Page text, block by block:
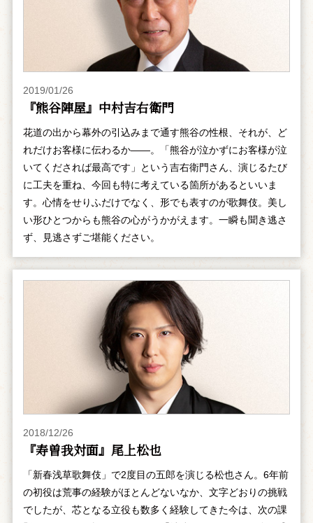
2019/01/26
『熊谷陣屋』中村吉右衛門
花道の出から幕外の引込みまで通す熊谷の性根、それが、ど
れだけお客様に伝わるか――。「熊谷が泣かずにお客様が泣
いてくだされば最高です」という吉右衛門さん、演じるたび
に工夫を重ね、今回も特に考えている箇所があるといいま
す。心情をせりふだけでなく、形でも表すのが歌舞伎。美し
い形ひとつからも熊谷の心がうかがえます。一瞬も聞き逃さ
ず、見逃さずご堪能ください。
2018/12/26
『寿曽我対面』尾上松也
「新春浅草歌舞伎」で2度目の五郎を演じる松也さん。6年前
の初役は荒事の経験がほとんどないなか、文字どおりの挑戦
でしたが、芯となる立役も数多く経験してきた今は、次の課